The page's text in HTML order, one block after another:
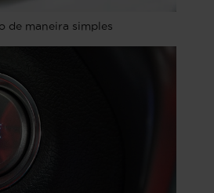
de maneira simples